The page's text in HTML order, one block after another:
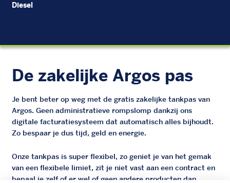
Diesel
De zakelijke Argos pas
Je bent beter op weg met de gratis zakelijke tankpas van
Argos. Geen administratieve rompslomp dankzij ons
digitale facturatiesysteem dat automatisch alles bijhoudt.
Zo bespaar je dus tijd, geld en energie.
Onze tankpas is super flexibel, zo geniet je van het gemak
van een flexibele limiet, zit je niet vast aan een contract en
bepaal je zelf of er wel of geen andere producten dan